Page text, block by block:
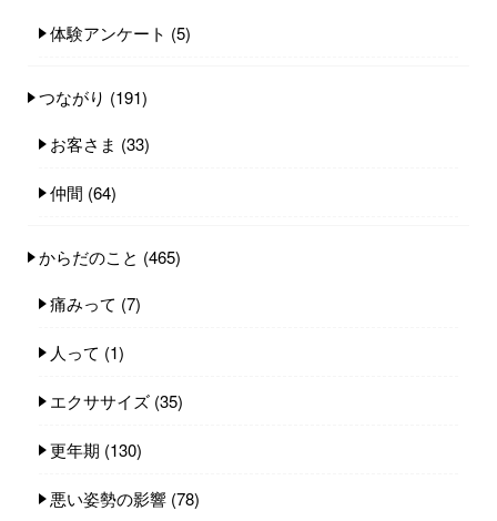
体験アンケート (5)
つながり (191)
お客さま (33)
仲間 (64)
からだのこと (465)
痛みって (7)
人って (1)
エクササイズ (35)
更年期 (130)
悪い姿勢の影響 (78)